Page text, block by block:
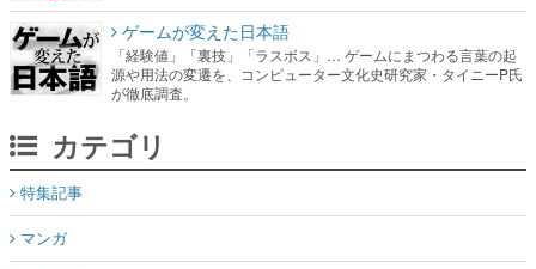
ゲームが変えた日本語
「経験値」「裏技」「ラスボス」… ゲームにまつわる言葉の起
源や用法の変遷を、コンピューター文化史研究家・タイニーP氏
が徹底調査。
カテゴリ
特集記事
マンガ